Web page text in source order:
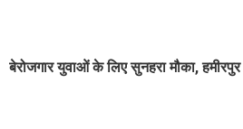
बेरोजगार युवाओं के लिए सुनहरा मौका,